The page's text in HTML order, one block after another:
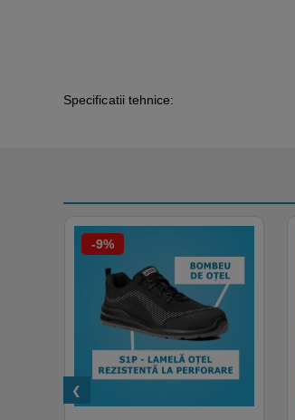
Specificatii tehnice:
-9%